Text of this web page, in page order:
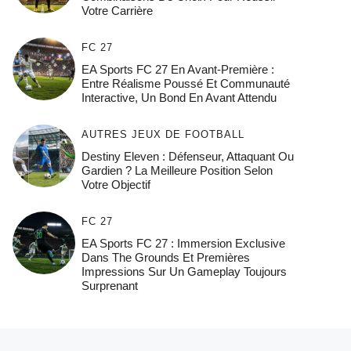
Votre Carrière
FC 27
EA Sports FC 27 En Avant-Première :
Entre Réalisme Poussé Et Communauté
Interactive, Un Bond En Avant Attendu
AUTRES JEUX DE FOOTBALL
Destiny Eleven : Défenseur, Attaquant Ou
Gardien ? La Meilleure Position Selon
Votre Objectif
FC 27
EA Sports FC 27 : Immersion Exclusive
Dans The Grounds Et Premières
Impressions Sur Un Gameplay Toujours
Surprenant